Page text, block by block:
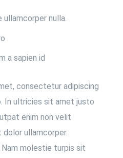
nulla.
a sapien id
consectetur adipiscing
In ultricies sit amet justo
enim non velit
ullamcorper.
molestie turpis sit